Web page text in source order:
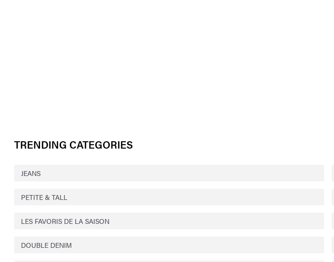
TRENDING CATEGORIES
JEANS
PETITE & TALL
LES FAVORIS DE LA SAISON
DOUBLE DENIM